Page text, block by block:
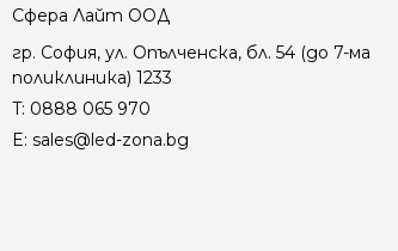
Сфера Лайт ООД
гр. София, ул. Опълченска, бл. 54 (до 7-ма
поликлиника) 1233
T: 0888 065 970
E: sales@led-zona.bg